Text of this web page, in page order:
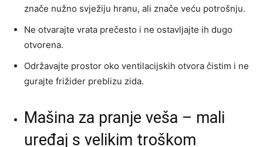
znače nužno svježiju hranu, ali znače veću potrošnju.
Ne otvarajte vrata prečesto i ne ostavljajte ih dugo
otvorena.
Održavajte prostor oko ventilacijskih otvora čistim i ne
gurajte frižider preblizu zida.
Mašina za pranje veša – mali
uređaj s velikim troškom